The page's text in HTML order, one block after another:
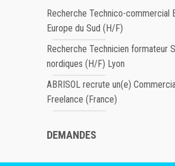
Recherche Technico-commercial
Europe du Sud (H/F)
Recherche Technicien formateur
nordiques (H/F) Lyon
ABRISOL recrute un(e)
Freelance (France)
DEMANDES